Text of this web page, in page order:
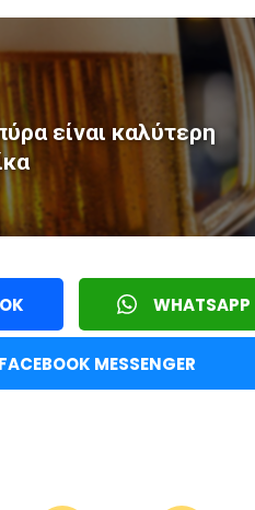
είναι καλύτερη
WHATSAPP
FACEBOOK MESSENGER